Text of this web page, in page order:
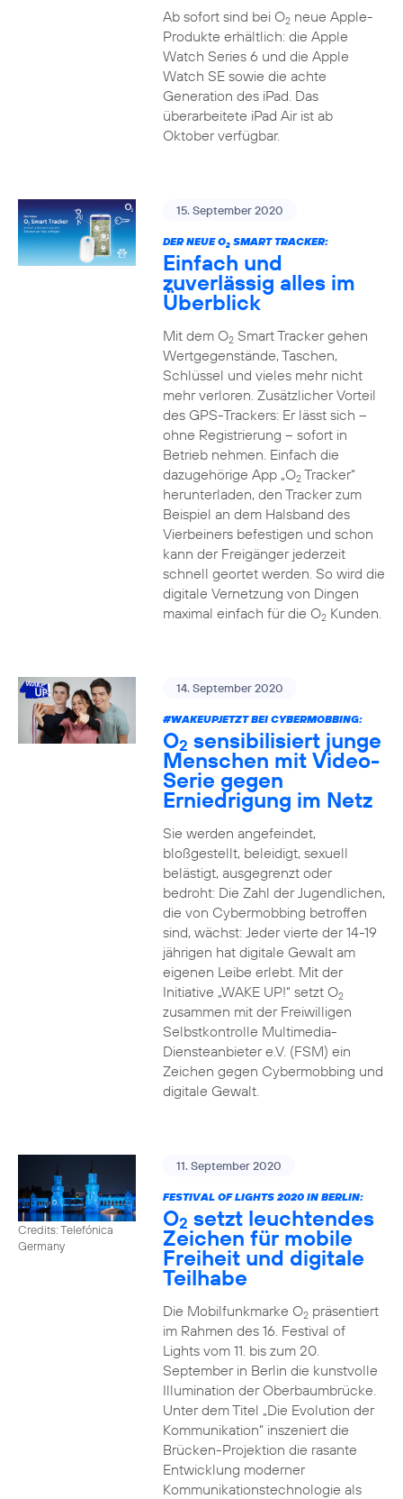
Ab sofort sind bei O2neue Apple-
Produkte erhältlich: die Apple
Watch Series 6 und die Apple
Watch SE sowie die achte
Generation des iPad. Das
überarbeitete iPad Air ist ab
Oktober verfügbar.
15. September 2020
DER NEUE O2SMART TRACKER:
Einfach und
zuverlässig alles im
Überblick
Mit dem O2Smart Tracker gehen
Wertgegenstände, Taschen,
Schlüssel und vieles mehr nicht
mehr verloren. Zusätzlicher Vorteil
des GPS-Trackers: Er lässt sich –
ohne Registrierung – sofort in
Betrieb nehmen. Einfach die
dazugehörige App „O2Tracker“
herunterladen, den Tracker zum
Beispiel an dem Halsband des
Vierbeiners befestigen und schon
kann der Freigänger jederzeit
schnell geortet werden. So wird die
digitale Vernetzung von Dingen
maximal einfach für die O2Kunden.
14. September 2020
#WAKEUPJETZT BEI CYBERMOBBING:
O2 sensibilisiert junge
Menschen mit Video-
Serie gegen
Erniedrigung im Netz
Sie werden angefeindet,
bloßgestellt, beleidigt, sexuell
belästigt, ausgegrenzt oder
bedroht: Die Zahl der Jugendlichen,
die von Cybermobbing betroffen
sind, wächst: Jeder vierte der 14-19
jährigen hat digitale Gewalt am
eigenen Leibe erlebt. Mit der
Initiative „WAKE UP!“ setzt O2
zusammen mit der Freiwilligen
Selbstkontrolle Multimedia-
Diensteanbieter e.V. (FSM) ein
Zeichen gegen Cybermobbing und
digitale Gewalt.
Credits: Telefónica
Germany
11. September 2020
FESTIVAL OF LIGHTS 2020 IN BERLIN:
O2 setzt leuchtendes
Zeichen für mobile
Freiheit und digitale
Teilhabe
Die Mobilfunkmarke O2präsentiert
im Rahmen des 16. Festival of
Lights vom 11. bis zum 20.
September in Berlin die kunstvolle
Illumination der Oberbaumbrücke.
Unter dem Titel „Die Evolution der
Kommunikation“ inszeniert die
Brücken-Projektion die rasante
Entwicklung moderner
Kommunikationstechnologie als